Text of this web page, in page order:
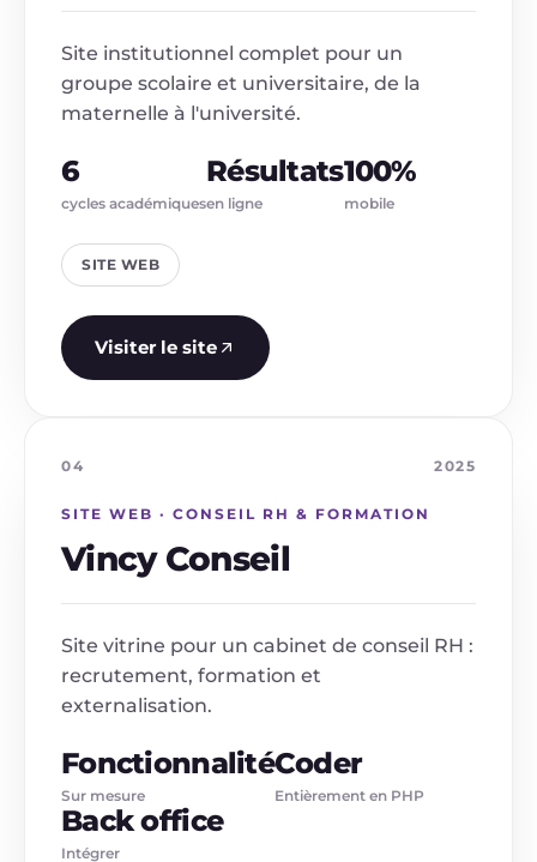
Site institutionnel complet pour un
groupe scolaire et universitaire, de la
maternelle à l'université.
6
cycles académiques
Résultats
en ligne
100%
mobile
SITE WEB
Visiter le site
04 2025
SITE WEB · CONSEIL RH & FORMATION
Vincy Conseil
Site vitrine pour un cabinet de conseil RH :
recrutement, formation et
externalisation.
Fonctionnalité
Sur mesure
Coder
Entièrement en PHP
Back office
Intégrer